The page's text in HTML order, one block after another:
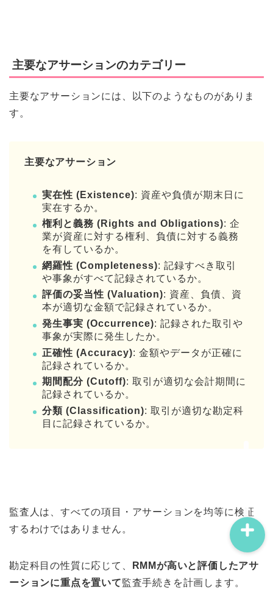
主要なアサーションのカテゴリー
主要なアサーションには、以下のようなものがありま
す。
主要なアサーション
実在性 (Existence): 資産や負債が期末日に
実在するか。
権利と義務 (Rights and Obligations): 企
業が資産に対する権利、負債に対する義務
を有しているか。
網羅性 (Completeness): 記録すべき取引
や事象がすべて記録されているか。
評価の妥当性 (Valuation): 資産、負債、資
本が適切な金額で記録されているか。
発生事実 (Occurrence): 記録された取引や
事象が実際に発生したか。
正確性 (Accuracy): 金額やデータが正確に
記録されているか。
期間配分 (Cutoff): 取引が適切な会計期間に
記録されているか。
分類 (Classification): 取引が適切な勘定科
目に記録されているか。
監査人は、すべての項目・アサーションを均等に検証
するわけではありません。
勘定科目の性質に応じて、
RMMが高いと評価したアサ
ーションに重点を置いて監査手続きを計画します。